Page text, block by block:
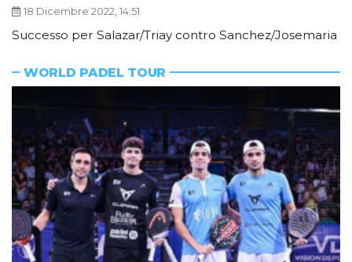
18 Dicembre 2022, 14:51
Successo per Salazar/Triay contro Sanchez/Josemaria
WORLD PADEL TOUR